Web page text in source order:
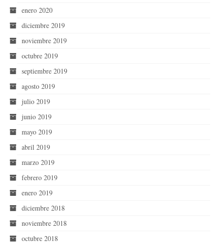
enero 2020
diciembre 2019
noviembre 2019
octubre 2019
septiembre 2019
agosto 2019
julio 2019
junio 2019
mayo 2019
abril 2019
marzo 2019
febrero 2019
enero 2019
diciembre 2018
noviembre 2018
octubre 2018